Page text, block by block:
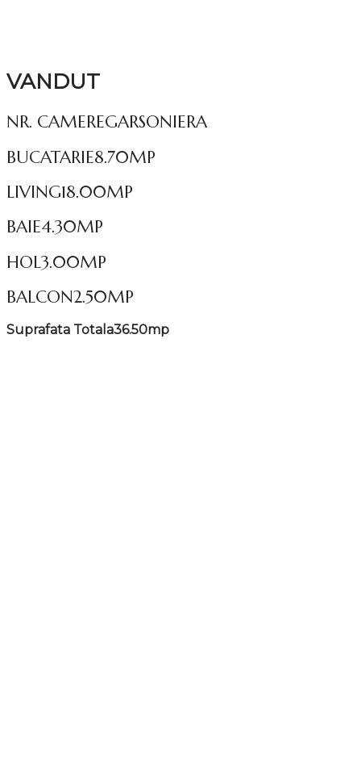
VANDUT
NR. CAMEREGARSONIERA
BUCATARIE8.70MP
LIVING18.00MP
BAIE4.30MP
HOL3.00MP
BALCON2.50MP
Suprafata Totala36.50mp